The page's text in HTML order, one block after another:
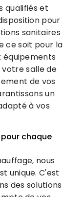
qualifiés et
pour
sanitaires
ce soit pour la
équipements
salle de
de vos
un
à vos
chaque
nous
unique. C'est
des solutions